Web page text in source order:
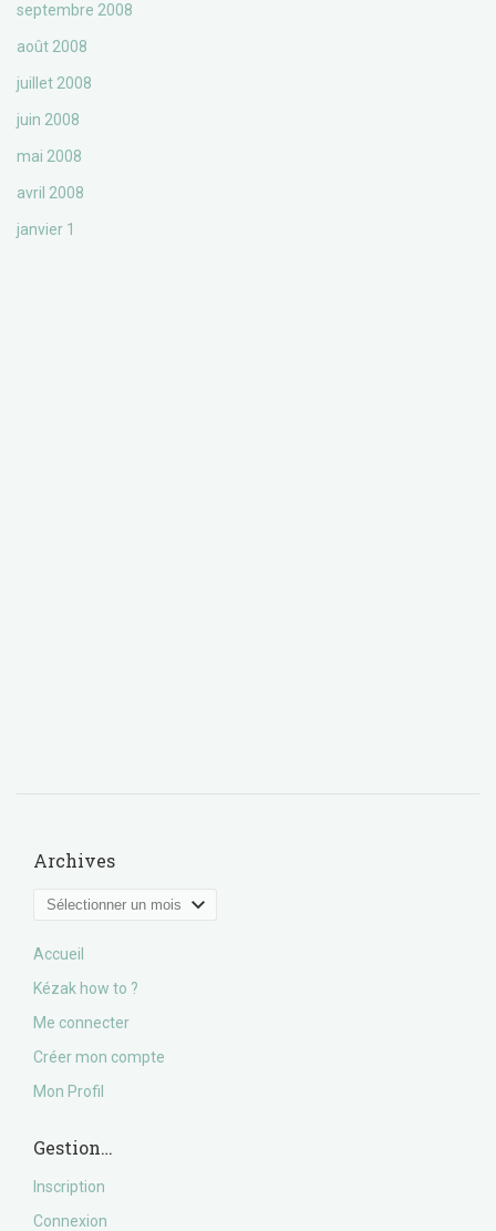
septembre 2008
août 2008
juillet 2008
juin 2008
mai 2008
avril 2008
janvier 1
Archives
Archives
Accueil
Kézak how to ?
Me connecter
Créer mon compte
Mon Profil
Gestion…
Inscription
Connexion